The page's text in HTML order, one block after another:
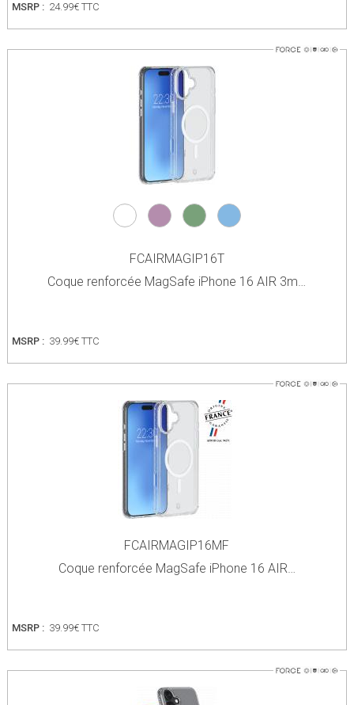
MSRP : 24.99€ TTC
FCAIRMAGIP16T
Coque renforcée MagSafe iPhone 16 AIR 3m…
MSRP : 39.99€ TTC
FCAIRMAGIP16MF
Coque renforcée MagSafe iPhone 16 AIR…
MSRP : 39.99€ TTC